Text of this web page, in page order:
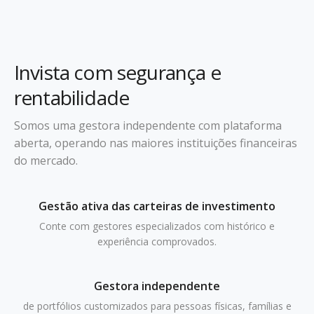
Invista com segurança e
rentabilidade
Somos uma gestora independente com plataforma
aberta, operando nas maiores instituições financeiras
do mercado.
Gestão ativa das carteiras de investimento
Conte com gestores especializados com histórico e
experiência comprovados.
Gestora independente
de portfólios customizados para pessoas físicas, famílias e